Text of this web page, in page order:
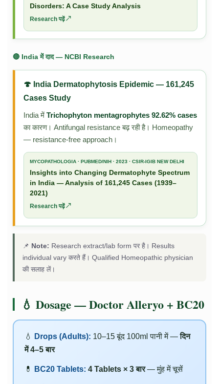
Disorders: A Case Study Analysis
Research पढ़ें ↗
🔴 India में दाद — NCBI Research
🍄 India Dermatophytosis Epidemic — 161,245
Cases Study
India में Trichophyton mentagrophytes 92.62% cases
का कारण। Antifungal resistance बढ़ रही है। Homeopathy
— resistance-free approach।
MYCOPATHOLOGIA · PUBMED/NIH · 2023 · CSIR-IGIB NEW DELHI
Insights into Changing Dermatophyte Spectrum
in India — Analysis of 161,245 Cases (1939–
2021)
Research पढ़ें ↗
📌 Note: Research extract/lab form पर है। Results
individual vary करते हैं। Qualified Homeopathic physician
की सलाह लें।
💧 Dosage — Doctor Alleryo + BC20
💧 Drops (Adults): 10–15 बूंद 100ml पानी में —दिन
में 4–5 बार
💊 BC20 Tablets: 4 Tablets × 3 बार— मुंह में चूसें